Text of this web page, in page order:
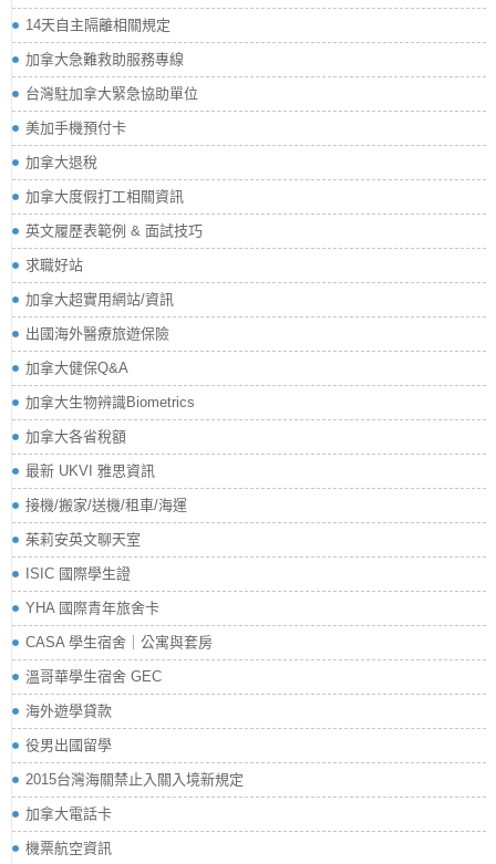
14天自主隔離相關規定
加拿大急難救助服務專線
台灣駐加拿大緊急協助單位
美加手機預付卡
加拿大退稅
加拿大度假打工相關資訊
英文履歷表範例 & 面試技巧
求職好站
加拿大超實用網站/資訊
出國海外醫療旅遊保險
加拿大健保Q&A
加拿大生物辨識Biometrics
加拿大各省稅額
最新 UKVI 雅思資訊
接機/搬家/送機/租車/海運
茱莉安英文聊天室
ISIC 國際學生證
YHA 國際青年旅舍卡
CASA 學生宿舍｜公寓與套房
溫哥華學生宿舍 GEC
海外遊學貸款
役男出國留學
2015台灣海關禁止入關入境新規定
加拿大電話卡
機票航空資訊